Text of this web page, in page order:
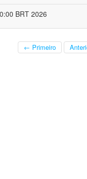
BRT 2026
← Primeiro